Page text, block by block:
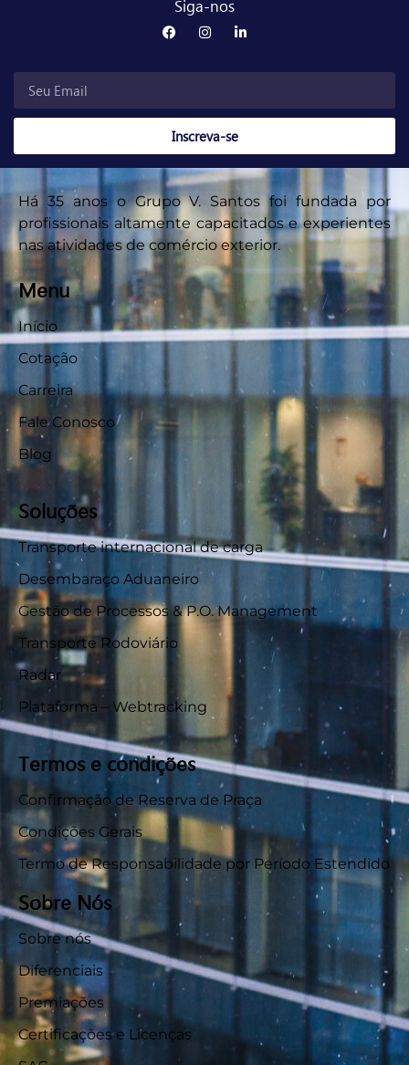
Siga-nos
Inscreva-se
Há 35 anos o Grupo V. Santos foi fundada por
profissionais altamente capacitados e experientes
nas atividades de comércio exterior.
Menu
Início
Cotação
Carreira
Fale Conosco
Blog
Soluções
Transporte internacional de carga
Desembaraço Aduaneiro
Gestão de Processos & P.O. Management
Transporte Rodoviário
Radar
Plataforma – Webtracking
Termos e condições
Confirmação de Reserva de Praça
Condições Gerais
Termo de Responsabilidade por Período Estendido
Sobre Nós
Sobre nós
Diferenciais
Premiações
Certificações e Licenças